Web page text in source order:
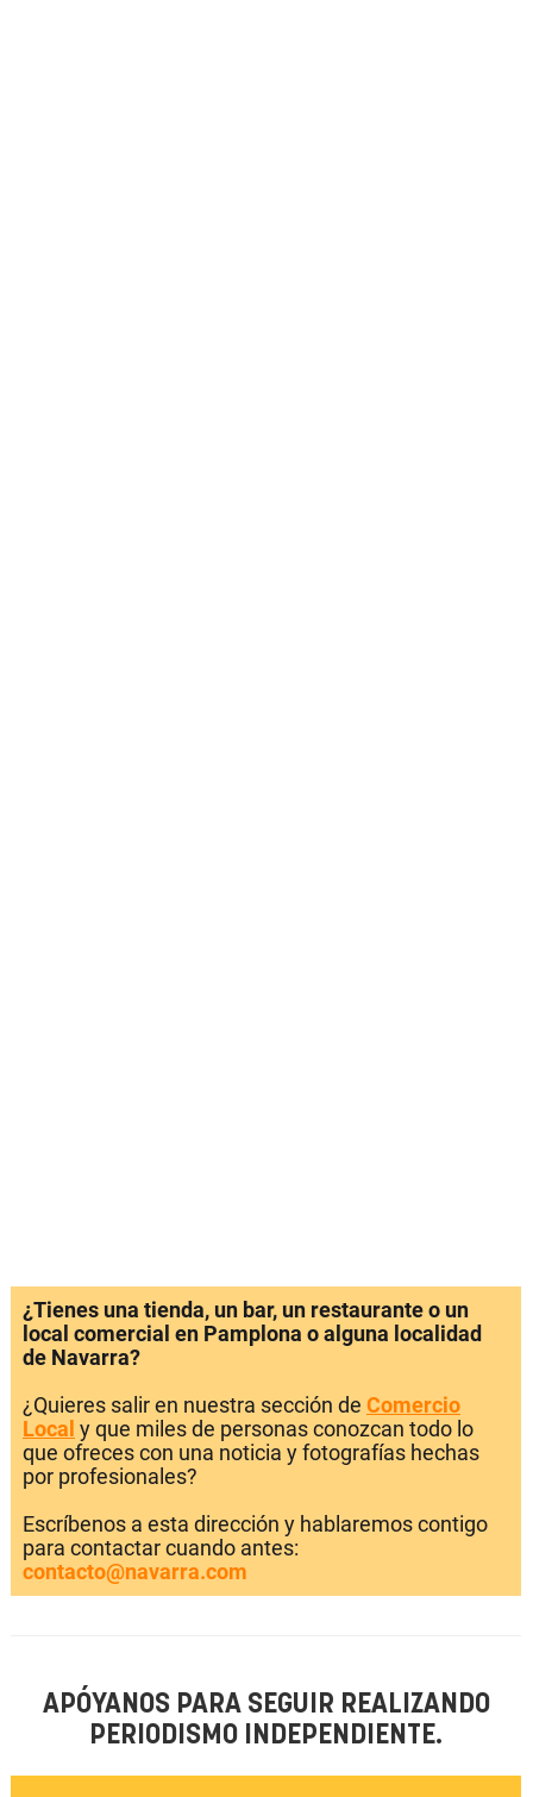
¿Tienes una tienda, un bar, un restaurante o un
local comercial en Pamplona o alguna localidad
de Navarra?
¿Quieres salir en nuestra sección de Comercio
Local y que miles de personas conozcan todo lo
que ofreces con una noticia y fotografías hechas
por profesionales?
Escríbenos a esta dirección y hablaremos contigo
para contactar cuando antes:
contacto@navarra.com
APÓYANOS PARA SEGUIR REALIZANDO
PERIODISMO INDEPENDIENTE.